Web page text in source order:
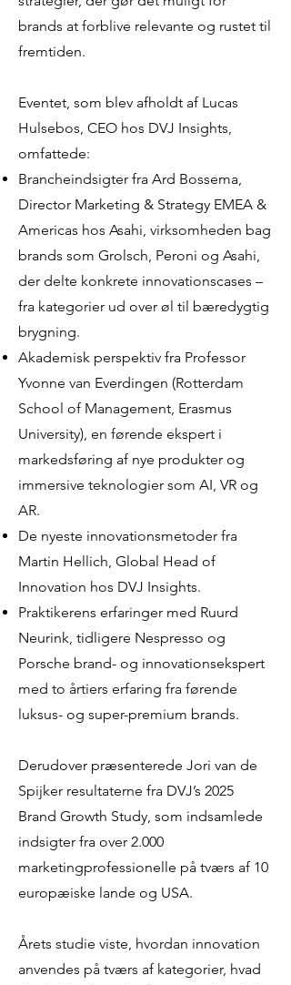
brands at forblive relevante og rustet til
fremtiden.
Eventet, som blev afholdt af Lucas
Hulsebos, CEO hos DVJ Insights,
omfattede:
Brancheindsigter fra Ard Bossema,
Director Marketing & Strategy EMEA &
Americas hos Asahi, virksomheden bag
brands som Grolsch, Peroni og Asahi,
der delte konkrete innovationscases –
fra kategorier ud over øl til bæredygtig
brygning.
Akademisk perspektiv fra Professor
Yvonne van Everdingen (Rotterdam
School of Management, Erasmus
University), en førende ekspert i
markedsføring af nye produkter og
immersive teknologier som AI, VR og
AR.
De nyeste innovationsmetoder fra
Martin Hellich, Global Head of
Innovation hos DVJ Insights.
Praktikerens erfaringer med Ruurd
Neurink, tidligere Nespresso og
Porsche brand- og innovationsekspert
med to årtiers erfaring fra førende
luksus- og super-premium brands.
Derudover præsenterede Jori van de
Spijker resultaterne fra DVJ’s 2025
Brand Growth Study, som indsamlede
indsigter fra over 2.000
marketingprofessionelle på tværs af 10
europæiske lande og USA.
Årets studie viste, hvordan innovation
anvendes på tværs af kategorier, hvad